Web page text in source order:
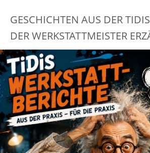
GESCHICHTEN AUS DER
DER WERKSTATTMEISTER